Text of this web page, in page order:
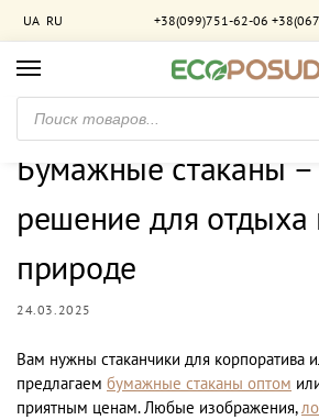
UA RU +38(099)751-62-06
Главная / Новости / Бумажные стаканы – отличное
Бумажные стаканы –
решение для отдыха
природе
24.03.2025
Вам нужны стаканчики для корпоратива
предлагаем бумажные стаканы оптом
приятным ценам. Любые изображения,